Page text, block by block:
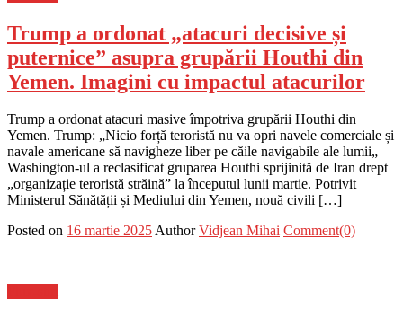
Trump a ordonat „atacuri decisive și
puternice” asupra grupării Houthi din
Yemen. Imagini cu impactul atacurilor
Trump a ordonat atacuri masive împotriva grupării Houthi din
Yemen. Trump: „Nicio forță teroristă nu va opri navele comerciale și
navale americane să navigheze liber pe căile navigabile ale lumii„
Washington-ul a reclasificat gruparea Houthi sprijinită de Iran drept
„organizație teroristă străină” la începutul lunii martie. Potrivit
Ministerul Sănătății și Mediului din Yemen, nouă civili […]
Posted on 16 martie 2025Author Vidjean Mihai Comment(0)